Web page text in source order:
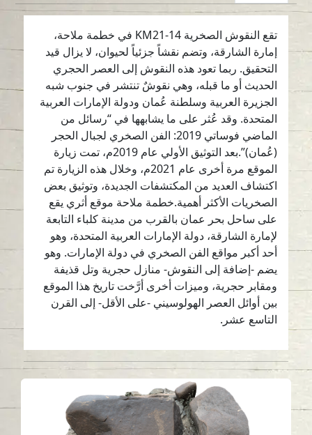
تقع النقوش الصخرية KM21-14 في خطمة ملاحة،
إمارة الشارقة، وتضم نقشاً جزئياً لحيوان، لا يزال قيد
التحقيق. ربما تعود هذه النقوش إلى العصر الحجري
الحديث أو ما قبله، وهي نقوشٌ تنتشر في جنوب شبه
الجزيرة العربية وسلطنة عُمان ودولة الإمارات العربية
المتحدة. وقد عُثر على ما يشابهها في “رسائل من
الماضي فوساتي 2019: الفن الصخري لجبال الحجر
(عُمان)”.بعد التوثيق الأولي عام 2019م، تمت زيارة
الموقع مرة أخرى عام 2021م، وخلال هذه الزيارة تم
اكتشاف العديد من المكتشفات الجديدة، وتوثيق بعض
الصخريات الأكثر أهمية.خطمة ملاحة موقع أثري يقع
على ساحل بحر عمان بالقرب من مدينة كلباء التابعة
لإمارة الشارقة، دولة الإمارات العربية المتحدة، وهو
أحد أكبر مواقع الفن الصخري في دولة الإمارات. وهو
يضم -إضافة إلى النقوش- منازل حجرية وتل قذيفة
ومقابر حجرية، وميزات أخرى أرَّخت تاريخ هذا الموقع
بين أوائل العصر الهولوسيني -على الأقل- إلى القرن
التاسع عشر.